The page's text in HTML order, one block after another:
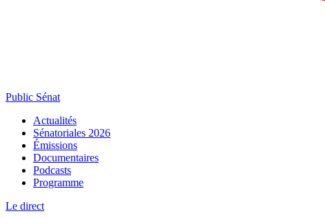
Public Sénat
Actualités
Sénatoriales 2026
Émissions
Documentaires
Podcasts
Programme
Le direct